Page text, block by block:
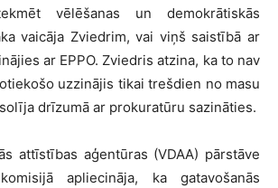
vēlēšanas un demokrātiskās
vaicāja Zviedrim, vai viņš saistībā ar
ar EPPO. Zviedris atzina, ka to nav
uzzinājis tikai trešdien no masu
drīzumā ar prokuratūru sazināties.
attīstības aģentūras (VDAA) pārstāve
apliecināja, ka gatavošanās